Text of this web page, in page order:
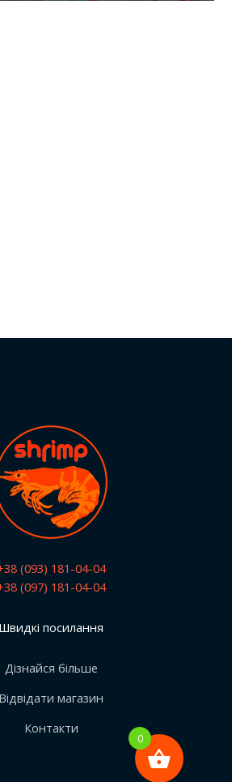
(093) 181-04-04
(097) 181-04-04
Швидкі посилання
Дізнайся більше
Відвідати магазин
Контакти
0